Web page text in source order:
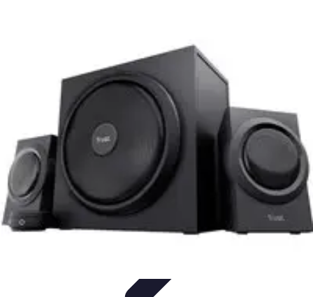
Ecommerçants France